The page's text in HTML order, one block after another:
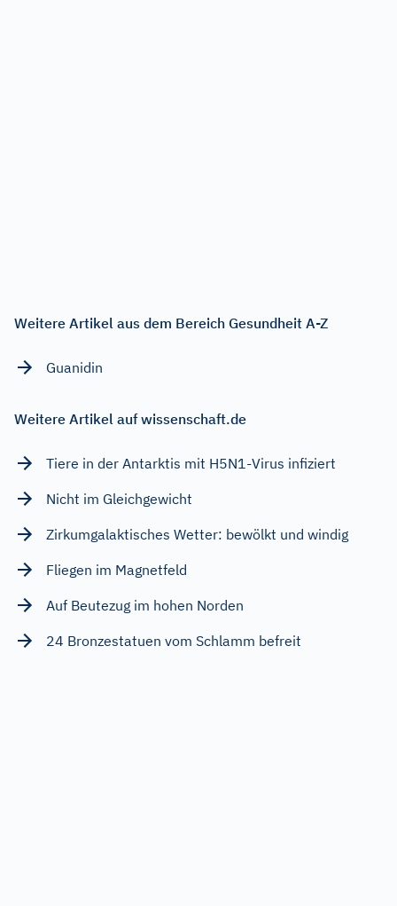
Weitere Artikel aus dem Bereich Gesundheit A-Z
Guanidin
Weitere Artikel auf wissenschaft.de
Tiere in der Antarktis mit H5N1-Virus infiziert
Nicht im Gleichgewicht
Zirkumgalaktisches Wetter: bewölkt und windig
Fliegen im Magnetfeld
Auf Beutezug im hohen Norden
24 Bronzestatuen vom Schlamm befreit